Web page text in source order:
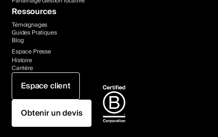
Ressources
Témoignages
Guides Pratiques
Blog
Espace Presse
Histoire
Carrière
Espace client
Obtenir un devis